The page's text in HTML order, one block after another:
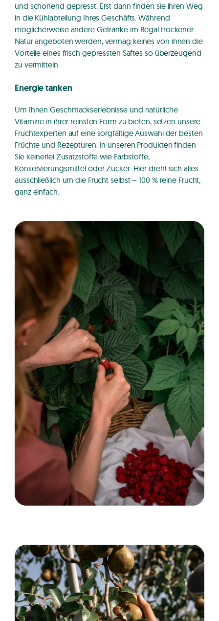
und schonend gepresst. Erst dann finden sie ihren Weg
in die Kühlabteilung Ihres Geschäfts. Während
möglicherweise andere Getränke im Regal trockener
Natur angeboten werden, vermag keines von ihnen die
Vorteile eines frisch gepressten Saftes so überzeugend
zu vermitteln.
Energie tanken
Um Ihnen Geschmackserlebnisse und natürliche
Vitamine in ihrer reinsten Form zu bieten, setzen unsere
Fruchtexperten auf eine sorgfältige Auswahl der besten
Früchte und Rezepturen. In unseren Produkten finden
Sie keinerlei Zusatzstoffe wie Farbstoffe,
Konservierungsmittel oder Zucker. Hier dreht sich alles
ausschließlich um die Frucht selbst – 100 % reine Frucht,
ganz einfach.